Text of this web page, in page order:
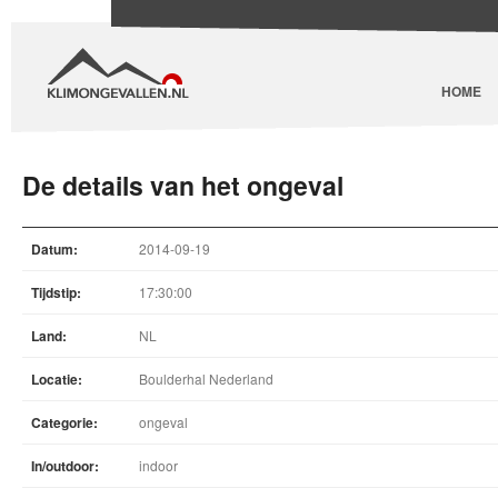
HOME
De details van het ongeval
Datum: 2014-09-19
Tijdstip: 17:30:00
Land: NL
Locatie: Boulderhal Nederland
Categorie: ongeval
In/outdoor: indoor